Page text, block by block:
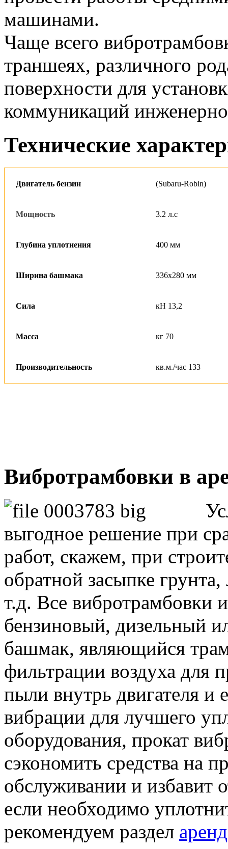
машинами.
Чаще всего
траншеях, различного
поверхности для
коммуникаций
Технические
Двигатель бензин (Subaru-Robin)
Мощность 3.2 л.с
Глубина уплотнения 400 мм
Ширина башмака 336х280 мм
Сила кН 13,2
Масса кг 70
Производительность кв.м./час 133
Вибротрамбовки в
выгодное решение при
работ, скажем, при
обратной засыпке
т.д. Все вибротрамбовки
бензиновый, дизельный
башмак, являющийся
фильтрации воздуха для
пыли внутрь двигателя и
вибрации для лучшего
оборудования, прокат
сэкономить средства на
обслуживании и избавит
если необходимо
рекомендуем раздел